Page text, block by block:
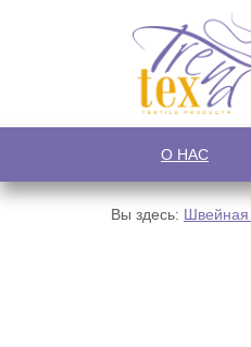
О НАС
Вы здесь: Швейная